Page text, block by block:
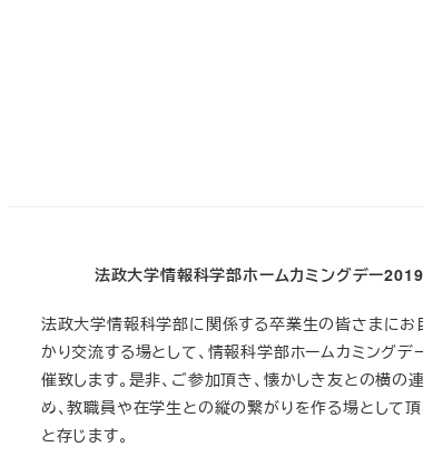
法政大学情報科学部ホームカミングデー2019
法政大学情報科学部に関係する卒業生の皆さまにお
かり交流する場として、情報科学部ホームカミングデ
催致します。是非、ご参加頂き、懐かしき友との横の
め、教職員や在学生との縦の繋がりを作る場として
と存じます。